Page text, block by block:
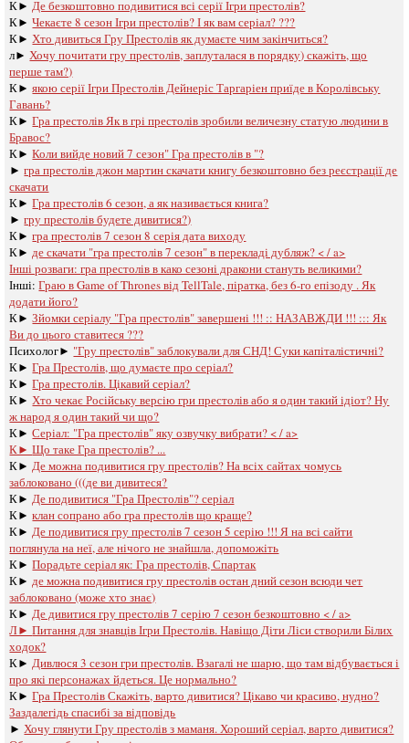
К► Де безкоштовно подивитися всі серії Ігри престолів?
К►Чекаєте 8 сезон Ігри престолів? І як вам серіал? ???
К► Хто дивиться Гру Престолів як думаєте чим закінчиться?
л► Хочу почитати гру престолів, заплуталася в порядку) скажіть, що
перше там?)
К►якою серії Ігри Престолів Дейнеріс Таргаріен приїде в Королівську
Гавань?
К►Гра престолів Як в грі престолів зробили величезну статую людини в
Бравос?
К►Коли вийде новий 7 сезон" Гра престолів в "?
►гра престолів джон мартин скачати книгу безкоштовно без реєстрації де
скачати
К►Гра престолів 6 сезон, а як називається книга?
►гру престолів будете дивитися?)
К►гра престолів 7 сезон 8 серія дата виходу
К► де скачати "гра престолів 7 сезон" в перекладі дубляж? < / a>
Інші розваги: ​​гра престолів в како сезоні дракони стануть великими?
Інші:Граю в Game of Thrones від TellTale, піратка, без 6-го епізоду . Як
додати його?
К►Зйомки серіалу "Гра престолів" завершені !!! :: НАЗАВЖДИ !!! ::: Як
Ви до цього ставитеся ???
Психолог► "Гру престолів" заблокували для СНД! Суки капіталістичні?
К►Гра Престолів, що думаєте про серіал?
К►Гра престолів. Цікавий серіал?
К► Хто чекає Російську версію гри престолів або я один такий ідіот? Ну
ж народ я один такий чи що?
К►Серіал: "Гра престолів" яку озвучку вибрати? < / a>
К►Що таке Гра престолів? ...
К► Де можна подивитися гру престолів? На всіх сайтах чомусь
заблоковано (((де ви дивитеся?
К► Де подивитися "Гра Престолів"? серіал
К►клан сопрано або гра престолів що краще?
К► Де подивитися гру престолів 7 сезон 5 серію !!! Я на всі сайти
поглянула на неї, але нічого не знайшла, допоможіть
К►Порадьте серіал як: Гра престолів, Спартак
К► де можна подивитися гру престолів остан дний сезон всюди чет
заблоковано (може хто знає)
К► Де дивитися гру престолів 7 серію 7 сезон безкоштовно < / a>
Л►Питання для знавців Ігри Престолів. Навіщо Діти Ліси створили Білих
ходок?
К► Дивлюся 3 сезон гри престолів. Взагалі не шарю, що там відбувається і
про які персонажах йдеться. Це нормально?
К►Гра Престолів Скажіть, варто дивитися? Цікаво чи красиво, нудно?
Заздалегідь спасибі за відповідь
► Хочу глянути Гру престолів з маманя. Хороший серіал, варто дивитися?